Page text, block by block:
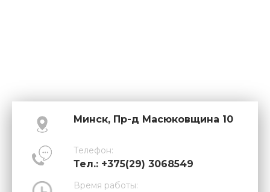
Минск, Пр-д Масюковщина 10
Телефон:
Тел.: +375(29) 3068549
Время работы: